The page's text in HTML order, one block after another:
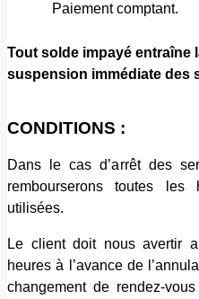
Paiement comptant.
Tout solde impayé entraîne
suspension immédiate des
CONDITIONS :
Dans le cas d’arrêt des
rembourserons toutes les
utilisées.
Le client doit nous avertir
heures à l’avance de
changement de rendez-